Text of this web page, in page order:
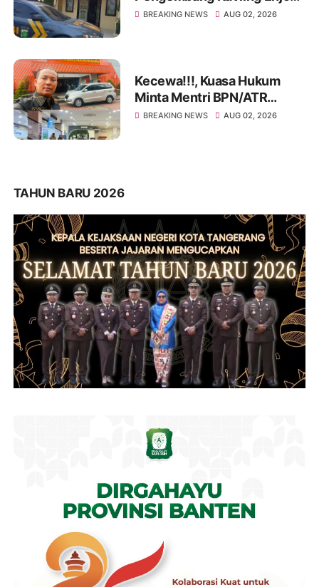
Residence Dilaporkan
BREAKING NEWS AUG 02, 2026
Kecewa!!!, Kuasa Hukum
Minta Mentri BPN/ATR
Evaluasi Kinerja Kantor
BREAKING NEWS AUG 02, 2026
TAHUN BARU 2026